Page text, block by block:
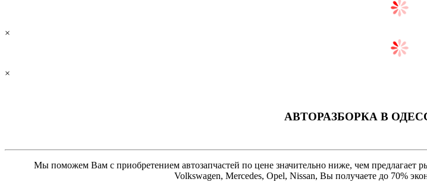
×
×
АВТОРАЗБОРКА В
Мы поможем Вам с приобретением автозапчастей по цене значительно ниже, чем предлагает
Volkswagen, Mercedes, Opel, Nissan, Вы получаете до 70%